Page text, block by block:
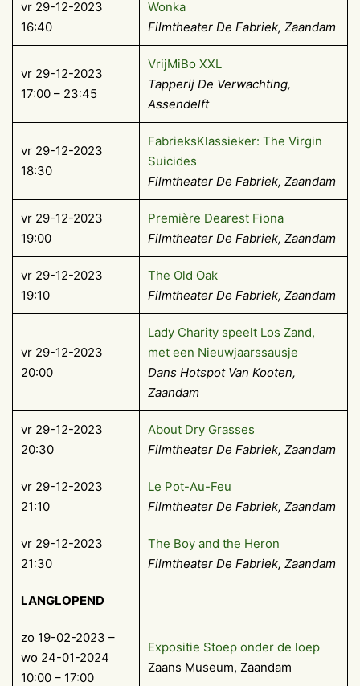
vr 29-12-2023
16:40
Wonka
Filmtheater De Fabriek, Zaandam
vr 29-12-2023
17:00 – 23:45
VrijMiBo XXL
Tapperij De Verwachting,
Assendelft
vr 29-12-2023
18:30
FabrieksKlassieker: The Virgin
Suicides
Filmtheater De Fabriek, Zaandam
vr 29-12-2023
19:00
Première Dearest Fiona
Filmtheater De Fabriek, Zaandam
vr 29-12-2023
19:10
The Old Oak
Filmtheater De Fabriek, Zaandam
vr 29-12-2023
20:00
Lady Charity speelt Los Zand,
met een Nieuwjaarssausje
Dans Hotspot Van Kooten,
Zaandam
vr 29-12-2023
20:30
About Dry Grasses
Filmtheater De Fabriek, Zaandam
vr 29-12-2023
21:10
Le Pot-Au-Feu
Filmtheater De Fabriek, Zaandam
vr 29-12-2023
21:30
The Boy and the Heron
Filmtheater De Fabriek, Zaandam
LANGLOPEND
zo 19-02-2023 –
wo 24-01-2024
10:00 – 17:00
Expositie Stoep onder de loep
Zaans Museum, Zaandam